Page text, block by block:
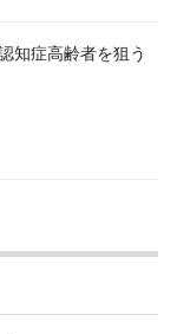
知症高齢者を狙う